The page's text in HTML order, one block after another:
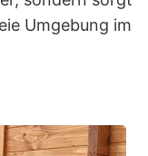
Umgebung im